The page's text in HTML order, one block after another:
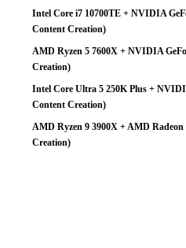
Intel Core i7 10700TE + NVIDIA
Content Creation)
AMD Ryzen 5 7600X + NVIDIA
Creation)
Intel Core Ultra 5 250K Plus +
Content Creation)
AMD Ryzen 9 3900X + AMD
Creation)